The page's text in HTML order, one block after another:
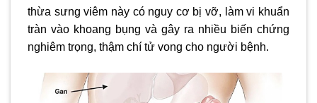
thừa sưng viêm này có nguy cơ bị vỡ, làm vi khuẩn
tràn vào khoang bụng và gây ra nhiều biến chứng
nghiêm trọng, thậm chí tử vong cho người bệnh.